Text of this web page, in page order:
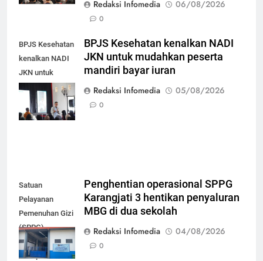
Redaksi Infomedia
06/08/2026
0
BPJS Kesehatan
kenalkan NADI
JKN untuk
mudahkan
peserta mandiri
bayar iuran
BPJS Kesehatan kenalkan NADI
JKN untuk mudahkan peserta
mandiri bayar iuran
Redaksi Infomedia
05/08/2026
0
Satuan
Pelayanan
Pemenuhan Gizi
(SPPG)
Karangjati 3 di
Kabupaten Blora
Penghentian operasional SPPG
Karangjati 3 hentikan penyaluran
MBG di dua sekolah
Redaksi Infomedia
04/08/2026
0